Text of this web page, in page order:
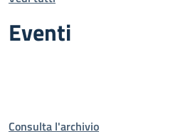
Eventi
Consulta l'archivio